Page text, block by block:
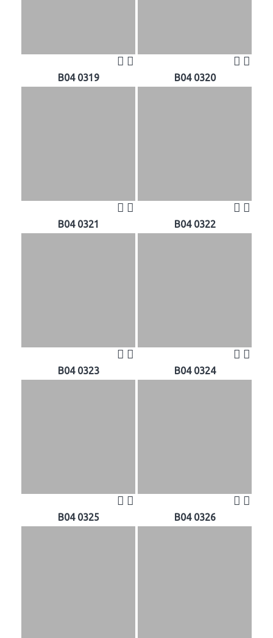
B04 0319 B04 0320
B04 0321 B04 0322
B04 0323 B04 0324
B04 0325 B04 0326